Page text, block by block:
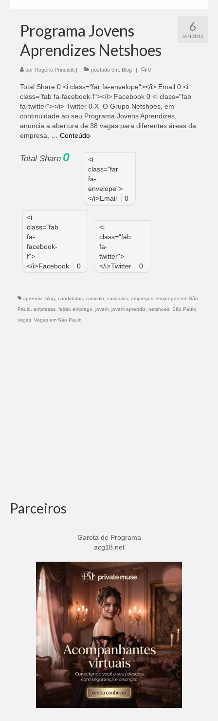
6
JAN 2016
Programa Jovens
Aprendizes Netshoes
por Rogério Princiotti | postado em: Blog | 0
Total Share 0 <i class="far fa-envelope"></i> Email 0 <i
class="fab fa-facebook-f"></i> Facebook 0 <i class="fab
fa-twitter"></i> Twitter 0 X O Grupo Netshoes, em
continuidade ao seu Programa Jovens Aprendizes,
anuncia a abertura de 38 vagas para diferentes áreas da
empresa, … Conteúdo
Total Share 0
<i
class="far
fa-
envelope">
</i>Email 0
<i
class="fab
fa-
facebook-
f">
</i>Facebook 0
<i
class="fab
fa-
twitter">
</i>Twitter 0
aprendiz blog candidatos curriculo curriculos empregos
Empregos em São
Paulo
empresas feirão emprego jovem jovem aprendiz netshoes São Paulo
vagas Vagas em São Paulo
Parceiros
Garota de Programa
acg18.net